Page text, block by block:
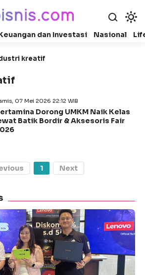
dan Investasi Nasional
kreatif
07 Mei 2026 22:12 WIB
Dorong UMKM Naik Kelas
Batik Bordir & Aksesoris Fair
1 Next